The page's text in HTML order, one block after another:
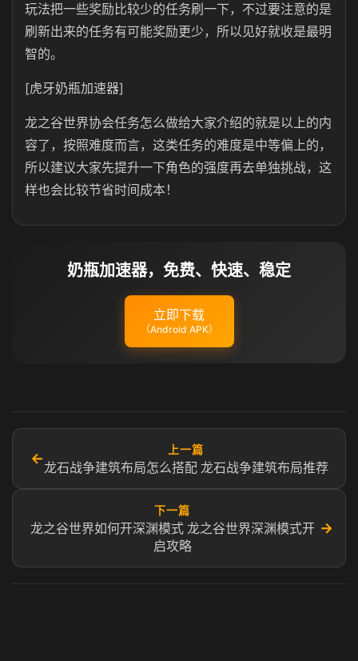
玩法把一些奖励比较少的任务刷一下，不过要注意的是
刷新出来的任务有可能奖励更少，所以见好就收是最明
智的。
[虎牙奶瓶加速器]
龙之谷世界协会任务怎么做给大家介绍的就是以上的内
容了，按照难度而言，这类任务的难度是中等偏上的，
所以建议大家先提升一下角色的强度再去单独挑战，这
样也会比较节省时间成本！
奶瓶加速器，免费、快速、稳定
立即下载
（Android APK）
←
上一篇
龙石战争建筑布局怎么搭配 龙石战争建筑布局推荐
下一篇
龙之谷世界如何开深渊模式 龙之谷世界深渊模式开
启攻略
→